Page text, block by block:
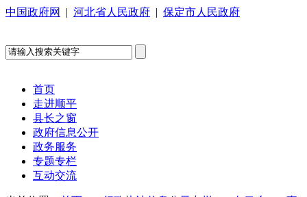
中国政府网 | 河北省人民政府 | 保定市人民政府
首页
走进顺平
县长之窗
政府信息公开
政务服务
专题专栏
互动交流